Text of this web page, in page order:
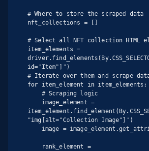
# Where to store the scraped data
nft_collections = []
# Select all NFT collection HTML
item_elements =
id="Item"]")
# Iterate over them and scrape
for item_element in item_elements:
"img[alt="Collection Image"]")